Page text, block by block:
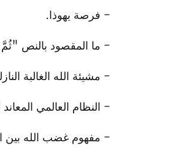
- فرصة يهوذا.
- ما المقصود بالنص "ثُمَّ
- مشيئة الله الغالبة
- النظام العالمي المعاند
- مفهوم غضب الله بين